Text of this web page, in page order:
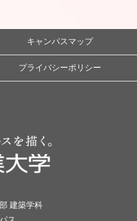
キャンパスマップ
プライバシーポリシー
建築学科